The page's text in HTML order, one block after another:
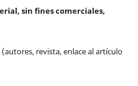
sin fines comerciales,
revista, enlace al artículo